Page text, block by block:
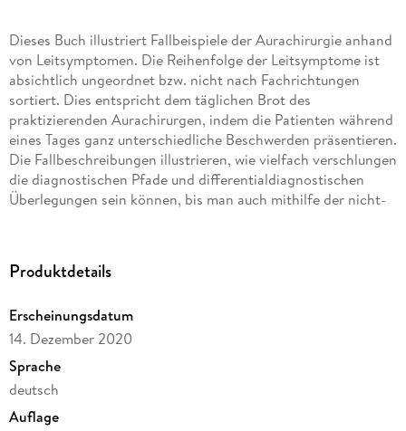
Dieses Buch illustriert Fallbeispiele der Aurachirurgie anhand
von Leitsymptomen. Die Reihenfolge der Leitsymptome ist
absichtlich ungeordnet bzw. nicht nach Fachrichtungen
sortiert. Dies entspricht dem täglichen Brot des
praktizierenden Aurachirurgen, indem die Patienten während
eines Tages ganz unterschiedliche Beschwerden präsentieren.
Die Fallbeschreibungen illustrieren, wie vielfach verschlungen
die diagnostischen Pfade und differentialdiagnostischen
Überlegungen sein können, bis man auch mithilfe der nicht-
Vorgehensweise in der energetisch-informatorischen
von der morphologisch orientierten Schulmedizin deutlich
unterscheidet.
Produktdetails
Erscheinungsdatum
14. Dezember 2020
Sprache
deutsch
Auflage